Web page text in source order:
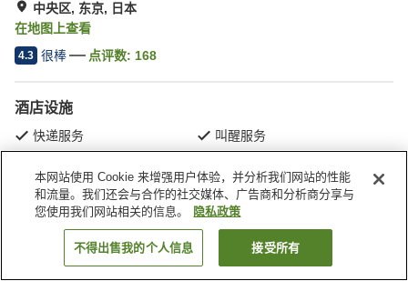
中央区, 东京, 日本
在地图上查看
4.3 很棒 点评数: 168
酒店设施
快递服务 叫醒服务
首页 日本 东京 中央区 日本桥阿克萨斯公寓式酒店
搜索客房
本网站使用 Cookie 来增强用户体验，并分析我们网站的性能
和流量。我们还会与合作的社交媒体、广告商和分析商分享与
您使用我们网站相关的信息。
隐私政策
不得出售我的个人信息 接受所有